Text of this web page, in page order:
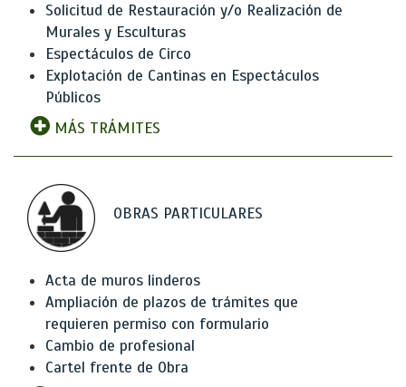
Solicitud de Restauración y/o Realización de
Murales y Esculturas
Espectáculos de Circo
Explotación de Cantinas en Espectáculos
Públicos
MÁS TRÁMITES
OBRAS PARTICULARES
Acta de muros linderos
Ampliación de plazos de trámites que
requieren permiso con formulario
Cambio de profesional
Cartel frente de Obra